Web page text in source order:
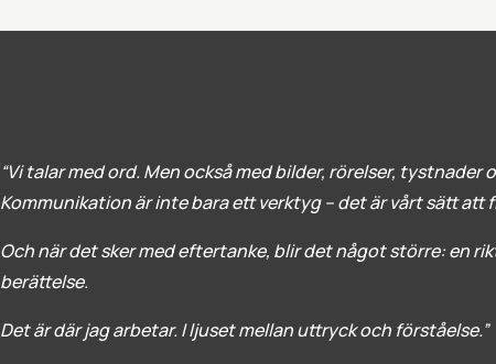
“Vi talar med ord. Men också med bilder, rörelser, tystnader
Kommunikation är inte bara ett verktyg – det är vårt sätt att
Och när det sker med eftertanke, blir det något större: en
berättelse.
Det är där jag arbetar. I ljuset mellan uttryck och förståelse.”